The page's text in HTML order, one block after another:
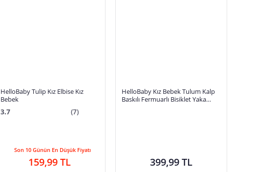
HelloBaby Tulip Kız Elbise Kız
Bebek
3.7 (7)
Son 10 Günün En Düşük Fiyatı
159,99 TL
HelloBaby Kız Bebek Tulum Kalp
Baskılı Fermuarlı Bisiklet Yaka
399,99 TL